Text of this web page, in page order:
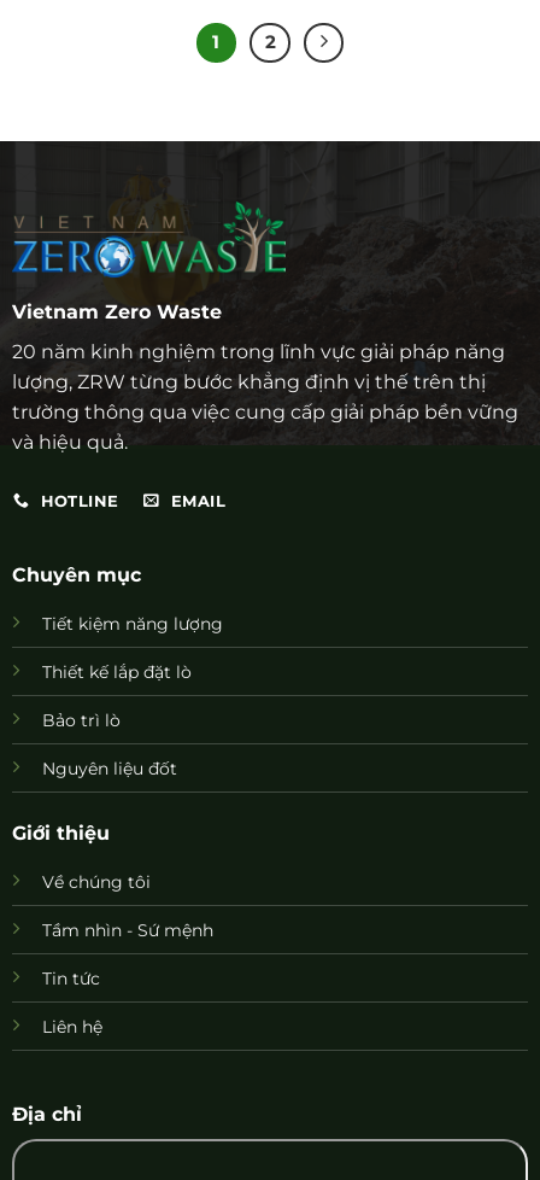
1 2
Vietnam Zero Waste
20 năm kinh nghiệm trong lĩnh vực giải pháp năng
lượng, ZRW từng bước khẳng định vị thế trên thị
trường thông qua việc cung cấp giải pháp bền vững
và hiệu quả.
HOTLINE EMAIL
Chuyên mục
Tiết kiệm năng lượng
Thiết kế lắp đặt lò
Bảo trì lò
Nguyên liệu đốt
Giới thiệu
Về chúng tôi
Tầm nhìn - Sứ mệnh
Tin tức
Liên hệ
Địa chỉ